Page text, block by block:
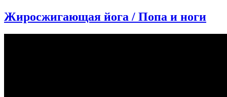
йога
Жиросжигающая йога / Попа и ноги